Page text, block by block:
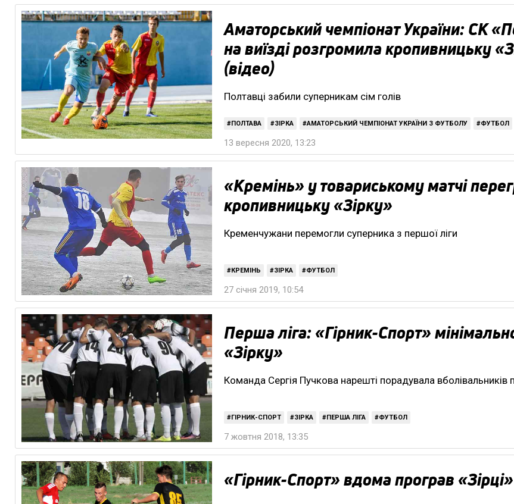
Аматорський чемпіонат України: СК
на виїзді розгромила кропивницьку
(відео)
Полтавці забили суперникам сім голів
ПОЛТАВА ЗІРКА АМАТОРСЬКИЙ ЧЕМПІОНАТ УКРАЇНИ З ФУТБОЛУ ФУТБОЛ
13 вересня 2020, 13:23
«Кремінь» у товариському матчі
кропивницьку «Зірку»
Кременчужани перемогли суперника з першої ліги
КРЕМІНЬ ЗІРКА ФУТБОЛ
27 січня 2019, 10:54
Перша ліга: «Гірник-Спорт»
«Зірку»
Команда Сергія Пучкова нарешті порадувала
ГІРНИК-СПОРТ ЗІРКА ПЕРША ЛІГА ФУТБОЛ
7 жовтня 2018, 13:35
«Гірник-Спорт» вдома програв «Зірці»